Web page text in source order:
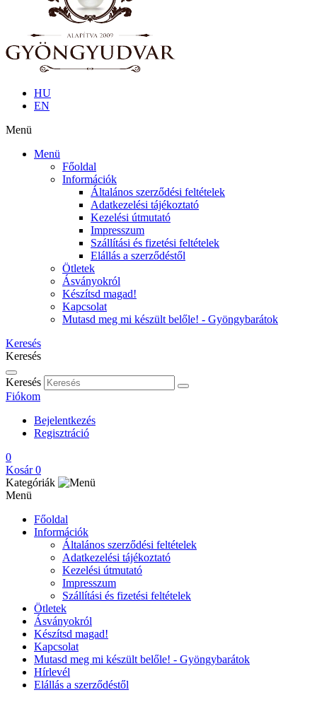
HU
EN
Menü
Menü
Főoldal
Információk
Általános szerződési feltételek
Adatkezelési tájékoztató
Kezelési útmutató
Impresszum
Szállítási és fizetési feltételek
Elállás a szerződéstől
Ötletek
Ásványokról
Készítsd magad!
Kapcsolat
Mutasd meg mi készült belőle! - Gyöngybarátok
Keresés
Keresés
Keresés
Fiókom
Bejelentkezés
Regisztráció
0
Kosár 0
Kategóriák
Menü
Főoldal
Információk
Általános szerződési feltételek
Adatkezelési tájékoztató
Kezelési útmutató
Impresszum
Szállítási és fizetési feltételek
Ötletek
Ásványokról
Készítsd magad!
Kapcsolat
Mutasd meg mi készült belőle! - Gyöngybarátok
Hírlevél
Elállás a szerződéstől